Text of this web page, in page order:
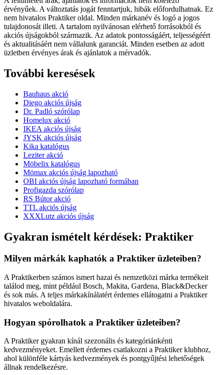
érvényűek. A változtatás jogát fenntartjuk, hibák előfordulhatnak. Ez
nem hivatalos Praktiker oldal. Minden márkanév és logó a jogos
tulajdonosát illeti. A tartalom nyilvánosan elérhető forrásokból és
akciós újságokból származik. Az adatok pontosságáért, teljességéért
és aktualitásáért nem vállalunk garanciát. Minden esetben az adott
üzletben érvényes árak és ajánlatok a mérvadók.
További keresések
Bauhaus akció
Diego akciós újság
Dr. Padló szórólap
Homelux akció
IKEA akciós újság
JYSK akciós újság
Kika katalógus
Leziter akció
Möbelix katalógus
Mömax akciós újság lapozható
OBI akciós újság lapozható formában
Profigazda szórólap
RS Bútor akció
TTL akciós újság
XXXLutz akciós újság
Gyakran ismételt kérdések: Praktiker
Milyen márkák kaphatók a Praktiker üzleteiben?
A Praktikerben számos ismert hazai és nemzetközi márka termékeit
találod meg, mint például Bosch, Makita, Gardena, Black&Decker
és sok más. A teljes márkakínálatért érdemes ellátogatni a Praktiker
hivatalos weboldalára.
Hogyan spórolhatok a Praktiker üzleteiben?
A Praktiker gyakran kínál szezonális és kategóriánkénti
kedvezményeket. Emellett érdemes csatlakozni a Praktiker klubhoz,
ahol különféle kártyás kedvezmények és pontgyűjtési lehetőségek
állnak rendelkezésre.